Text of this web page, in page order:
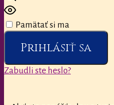
Pamätať si ma
Prihlásiť sa
Zabudli ste heslo?